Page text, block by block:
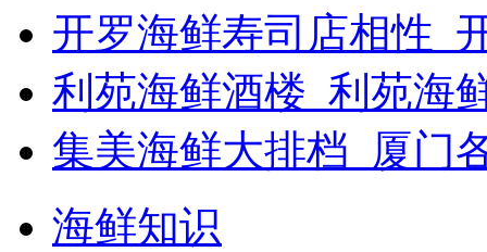
开罗海鲜寿司店相性_
利苑海鲜酒楼_利苑海
集美海鲜大排档_厦门
海鲜知识